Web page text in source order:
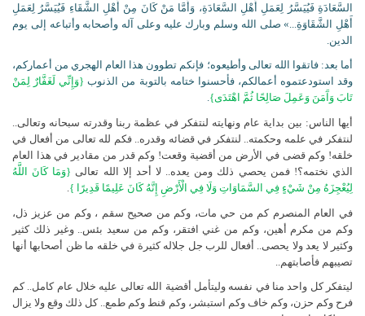
السَّعَادَةِ فَيُيَسَّرُ لِعَمَلِ أَهْلِ السَّعَادَةِ، وَأَمَّا مَنْ كَانَ مِنْ أَهْلِ الشَّقَاءِ فَيُيَسَّرُ لِعَمَلِ
أَهْلِ الشَّقَاوَةِ...» صلى الله وسلم وبارك عليه وعلى آله وأصحابه وأتباعه إلى يوم
الدين.
أما بعد: فاتقوا الله تعالى وأطيعوه؛ فإنكم تطوون هذا العام الهجري من أعماركم،
وقد استودعتموه أعمالكم، فأحسنوا ختامه بالتوبة من الذنوب {وَإِنِّي لَغَفَّارٌ لِمَنْ
تَابَ وَآَمَنَ وَعَمِلَ صَالِحًا ثُمَّ اهْتَدَى}.
أيها الناس: بين بداية عام ونهايته لنتفكر في عظمة ربنا وقدرته سبحانه وتعالى..
لنتفكر في علمه وحكمته.. لنتفكر في قضائه وقدره.. فكم لله تعالى من أفعال في
خلقه! وكم قضى في الأرض من أقضية وقعت! وكم قدر من مقادير في هذا العام
الذي نختمه؟! فمن يحصي ذلك ومن يعده.. لا أحد إلا الله تعالى {وَمَا كَانَ اللَّهُ
لِيُعْجِزَهُ مِنْ شَيْءٍ فِي السَّمَاوَاتِ وَلَا فِي الْأَرْضِ إِنَّهُ كَانَ عَلِيمًا قَدِيرًا }
.
في العام المنصرم كم من حي مات، وكم من صحيح سقم ، وكم من عزيز ذل،
وكم من مكرم أهين، وكم من غني افتقر، وكم من سعيد بئس.. وغير ذلك كثير
وكثير لا يعد ولا يحصى.. أفعال للرب جل جلاله كثيرة في خلقه ما ظن أصحابها أنها
تصيبهم فأصابتهم..
ليتفكر كل واحد منا في نفسه وليتأمل أقضية الله تعالى عليه خلال عام كامل.. كم
فرح وكم حزن، وكم خاف وكم استبشر، وكم قنط وكم طمع.. كل ذلك وقع ولا يزال